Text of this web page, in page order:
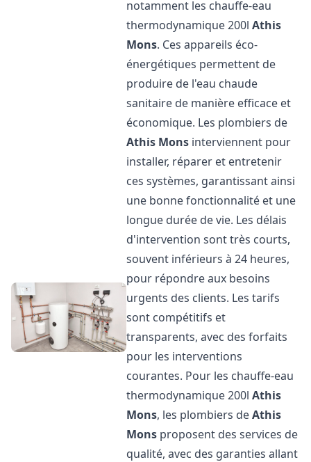
notamment les chauffe-eau
thermodynamique 200lAthis
Mons. Ces appareils éco-
énergétiques permettent de
produire de l'eau chaude
sanitaire de manière efficace et
économique. Les plombiers de
Athis Mons interviennent pour
installer, réparer et entretenir
ces systèmes, garantissant ainsi
une bonne fonctionnalité et une
longue durée de vie. Les délais
d'intervention sont très courts,
souvent inférieurs à 24 heures,
pour répondre aux besoins
urgents des clients. Les tarifs
sont compétitifs et
transparents, avec des forfaits
pour les interventions
courantes. Pour les chauffe-eau
thermodynamique 200lAthis
Mons, les plombiers deAthis
Mons proposent des services de
qualité, avec des garanties allant